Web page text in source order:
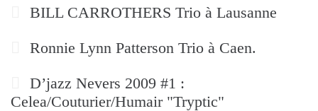
BILL CARROTHERS Trio à Lausanne
Ronnie Lynn Patterson Trio à Caen.
D’jazz Nevers 2009 #1 :
Celea/Couturier/Humair "Tryptic"